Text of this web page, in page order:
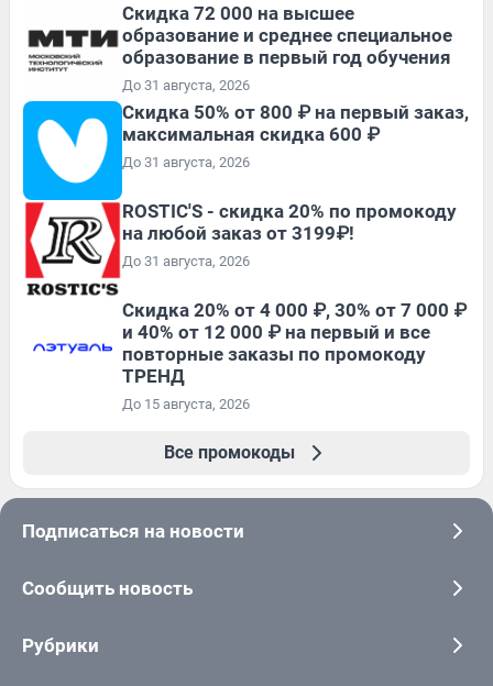
Скидка 72 000 на высшее
образование и среднее специальное
образование в первый год обучения
До 31 августа, 2026
Скидка 50% от 800 ₽ на первый заказ,
максимальная скидка 600 ₽
До 31 августа, 2026
ROSTIC'S - скидка 20% по промокоду
на любой заказ от 3199₽!
До 31 августа, 2026
Скидка 20% от 4 000 ₽, 30% от 7 000 ₽
и 40% от 12 000 ₽ на первый и все
повторные заказы по промокоду
ТРЕНД
До 15 августа, 2026
Все промокоды
Подписаться на новости
Сообщить новость
Рубрики